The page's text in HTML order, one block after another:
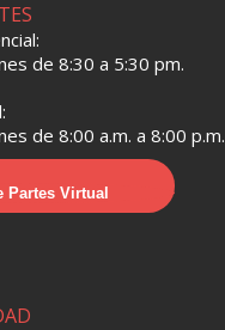
de 8:30 a 5:30 pm.
de 8:00 a.m. a 8:00 p.m.
Partes Virtual